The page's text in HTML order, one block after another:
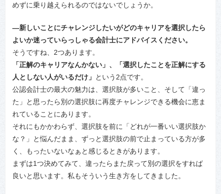
めずに乗り越えられるのではないでしょうか。
―新しいことにチャレンジしたいがどのキャリアを選択したら
よいか迷っていらっしゃる会計士にアドバイスください。
そうですね、2つあります。
「正解のキャリアなんかない」、「選択したことを正解にする
人としない人がいるだけ」 という2点です。
公認会計士の最大の魅力は、選択肢が多いこと、そして「違っ
た」と思ったら別の選択肢に再度チャレンジできる機会に恵ま
れていることにあります。
それにもかかわらず、選択肢を前に「どれが一番いい選択肢か
な？」と悩んだまま、ずっと選択肢の前で止まっている方が多
く、もったいないなぁと感じるときがあります。
まずは1つ決めてみて、違ったらまた戻って別の選択をすれば
良いと思います。私もそういう生き方をしてきました。